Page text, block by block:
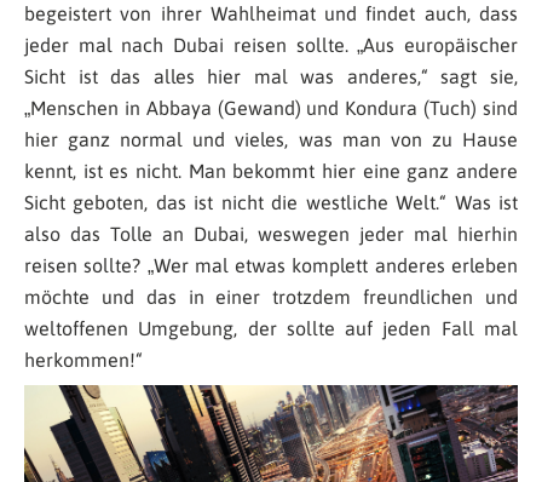
begeistert von ihrer Wahlheimat und findet auch, dass
jeder mal nach Dubai reisen sollte. „Aus europäischer
Sicht ist das alles hier mal was anderes,“ sagt sie,
„Menschen in Abbaya (Gewand) und Kondura (Tuch) sind
hier ganz normal und vieles, was man von zu Hause
kennt, ist es nicht. Man bekommt hier eine ganz andere
Sicht geboten, das ist nicht die westliche Welt.“ Was ist
also das Tolle an Dubai, weswegen jeder mal hierhin
reisen sollte? „Wer mal etwas komplett anderes erleben
möchte und das in einer trotzdem freundlichen und
weltoffenen Umgebung, der sollte auf jeden Fall mal
herkommen!“